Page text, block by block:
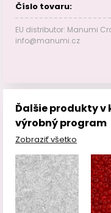
Číslo tovaru:
EU distributor: Manumi
info@manumi.cz
Ďalšie produkty v
výrobný program
Zobraziť všetko